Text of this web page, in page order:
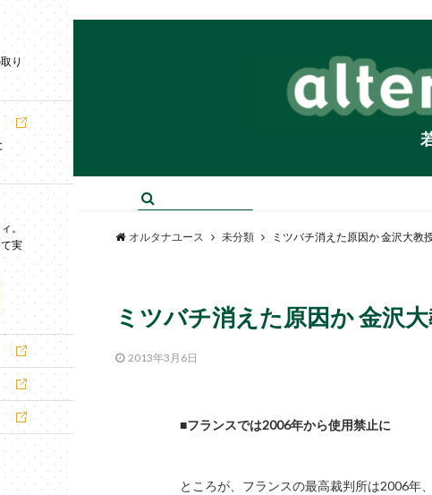
り
。
実
オルタナユース 未分類 ミツバチ消えた原因か 金沢大教
ミツバチ消えた原因か 金沢
2013年3月6日
■フランスでは2006年から使用禁止に
ところが、フランスの最高裁判所は2006年